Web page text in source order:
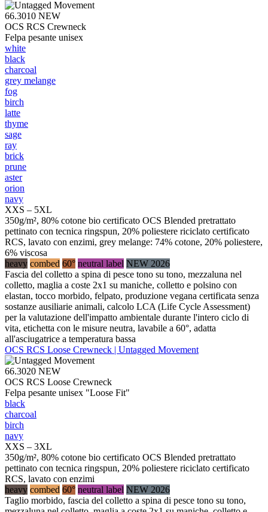
66.3010 NEW
OCS RCS Crewneck
Felpa pesante unisex
white
black
charcoal
grey melange
fog
birch
latte
thyme
sage
ray
brick
prune
aster
orion
navy
XXS – 5XL
350g/m², 80% cotone bio certificato OCS Blended pretrattato
pettinato con tecnica ringspun, 20% poliestere riciclato certificato
RCS, lavato con enzimi, grey melange: 74% cotone, 20% poliestere,
6% viscosa
heavy combed 60° neutral label NEW 2026
Fascia del colletto a spina di pesce tono su tono, mezzaluna nel
colletto, maglia a coste 2x1 su maniche, colletto e polsino con
elastan, tocco morbido, felpato, produzione vegana certificata senza
sostanze ausiliarie animali, calcolo LCA (Life Cycle Assessment)
per la valutazione dell'impatto ambientale durante l'intero ciclo di
vita, etichetta con le misure neutra, lavabile a 60°, adatta
all'asciugatrice a temperatura bassa
OCS RCS Loose Crewneck | Untagged Movement
66.3020 NEW
OCS RCS Loose Crewneck
Felpa pesante unisex "Loose Fit"
black
charcoal
birch
navy
XXS – 3XL
350g/m², 80% cotone bio certificato OCS Blended pretrattato
pettinato con tecnica ringspun, 20% poliestere riciclato certificato
RCS, lavato con enzimi
heavy combed 60° neutral label NEW 2026
Taglio morbido, fascia del colletto a spina di pesce tono su tono,